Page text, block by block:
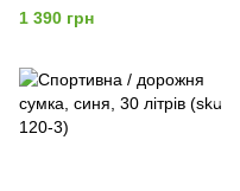
1 390 грн